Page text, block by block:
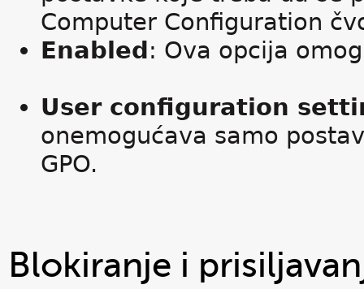
Computer Configuration
Enabled : Ova opcija
User configuration
onemogućava samo
GPO.
Blokiranje i